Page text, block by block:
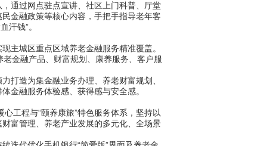
通过网点驻点宣讲、社区上门科普、厅堂
金融政策等核心内容，手把手指导老年客
汗钱”。
城区重点区域养老金融服务精准覆盖。
金融产品、财富规划、康养服务、客户服
造为集金融业务办理、养老财富规划、
金融服务体验感、获得感与安全感。
工程与“颐养康旅”特色服务体系，坚持以
富管理、养老产业发展的多元化、全场景